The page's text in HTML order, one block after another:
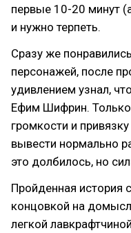
первые 10-20 минут
и нужно терпеть.
Сразу же
персонажей, после
удивлением узнал,
Ефим Шифрин.
громкости и
вывести нормально
это долбилось, но
Пройденная история
концовкой на
легкой